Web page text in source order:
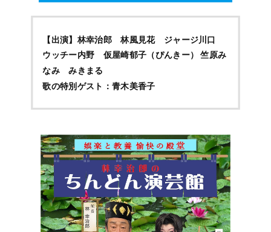
【出演】林幸治郎 林風見花 ジャージ川口
ウッチー内野 仮屋崎郁子（ぴんきー） 竺原み
なみ みきまる
歌の特別ゲスト：青木美香子